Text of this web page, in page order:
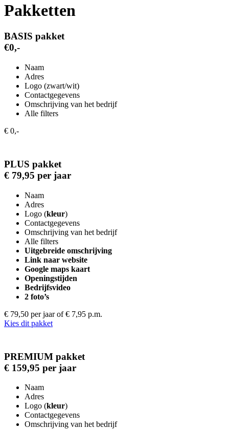
Pakketten
BASIS pakket
€0,-
Naam
Adres
Logo (zwart/wit)
Contactgegevens
Omschrijving van het bedrijf
Alle filters
€ 0,-
PLUS pakket
€ 79,95 per jaar
Naam
Adres
Logo (kleur)
Contactgegevens
Omschrijving van het bedrijf
Alle filters
Uitgebreide omschrijving
Link naar website
Google maps kaart
Openingstijden
Bedrijfsvideo
2 foto’s
€ 79,50 per jaar of € 7,95 p.m.
Kies dit pakket
PREMIUM pakket
€ 159,95 per jaar
Naam
Adres
Logo (kleur)
Contactgegevens
Omschrijving van het bedrijf